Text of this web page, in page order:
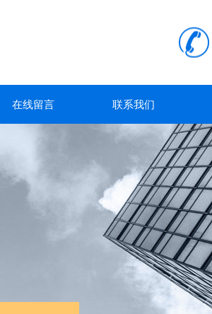
在线留言 联系我们